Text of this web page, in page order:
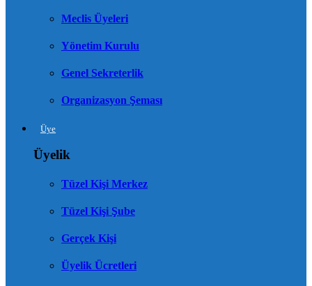
Meclis Üyeleri
Yönetim Kurulu
Genel Sekreterlik
Organizasyon Şeması
Üye
Üyelik
Tüzel Kişi Merkez
Tüzel Kişi Şube
Gerçek Kişi
Üyelik Ücretleri